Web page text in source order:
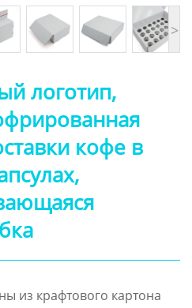
>
логотип,
кофе в
из крафтового картона